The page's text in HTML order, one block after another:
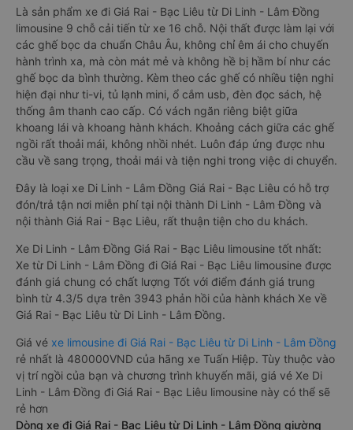
Là sản phẩm xe đi Giá Rai - Bạc Liêu từ Di Linh - Lâm Đồng
limousine 9 chỗ cải tiến từ xe 16 chỗ. Nội thất được làm lại với
các ghế bọc da chuẩn Châu Âu, không chỉ êm ái cho chuyến
hành trình xa, mà còn mát mẻ và không hề bị hầm bí như các
ghế bọc da bình thường. Kèm theo các ghế có nhiều tiện nghi
hiện đại như ti-vi, tủ lạnh mini, ổ cắm usb, đèn đọc sách, hệ
thống âm thanh cao cấp. Có vách ngăn riêng biệt giữa
khoang lái và khoang hành khách. Khoảng cách giữa các ghế
ngồi rất thoải mái, không nhồi nhét. Luôn đáp ứng được nhu
cầu về sang trọng, thoải mái và tiện nghi trong việc di chuyển.
Đây là loại xe Di Linh - Lâm Đồng Giá Rai - Bạc Liêu có hỗ trợ
đón/trả tận nơi miễn phí tại nội thành Di Linh - Lâm Đồng và
nội thành Giá Rai - Bạc Liêu, rất thuận tiện cho du khách.
Xe Di Linh - Lâm Đồng Giá Rai - Bạc Liêu limousine tốt nhất:
Xe từ Di Linh - Lâm Đồng đi Giá Rai - Bạc Liêu limousine được
đánh giá chung có chất lượng Tốt với điểm đánh giá trung
bình từ 4.3/5 dựa trên 3943 phản hồi của hành khách Xe về
Giá Rai - Bạc Liêu từ Di Linh - Lâm Đồng.
Giá vé xe limousine đi Giá Rai - Bạc Liêu từ Di Linh - Lâm Đồng
rẻ nhất là 480000VND của hãng xe Tuấn Hiệp. Tùy thuộc vào
vị trí ngồi của bạn và chương trình khuyến mãi, giá vé Xe Di
Linh - Lâm Đồng đi Giá Rai - Bạc Liêu limousine này có thể sẽ
rẻ hơn
Dòng xe đi Giá Rai - Bạc Liêu từ Di Linh - Lâm Đồng giường